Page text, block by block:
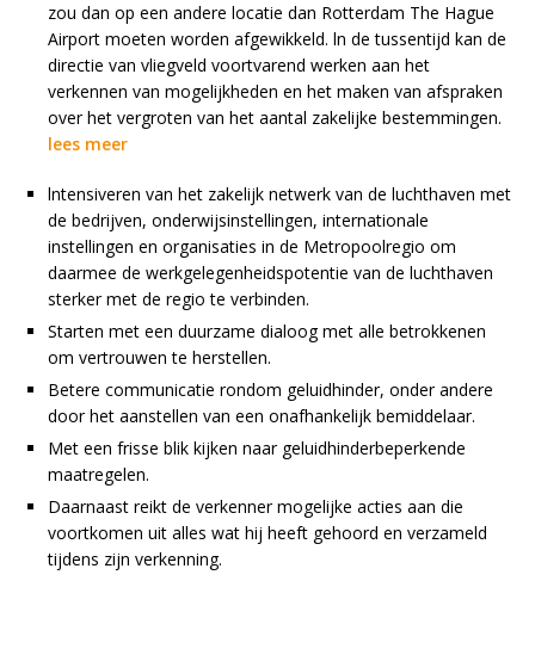
zou dan op een andere locatie dan Rotterdam The Hague
Airport moeten worden afgewikkeld. ln de tussentijd kan de
directie van vliegveld voortvarend werken aan het
verkennen van mogelijkheden en het maken van afspraken
over het vergroten van het aantal zakelijke bestemmingen.
lees meer
lntensiveren van het zakelijk netwerk van de luchthaven met
de bedrijven, onderwijsinstellingen, internationale
instellingen en organisaties in de Metropoolregio om
daarmee de werkgelegenheidspotentie van de luchthaven
sterker met de regio te verbinden.
Starten met een duurzame dialoog met alle betrokkenen
om vertrouwen te herstellen.
Betere communicatie rondom geluidhinder, onder andere
door het aanstellen van een onafhankelijk bemiddelaar.
Met een frisse blik kijken naar geluidhinderbeperkende
maatregelen.
Daarnaast reikt de verkenner mogelijke acties aan die
voortkomen uit alles wat hij heeft gehoord en verzameld
tijdens zijn verkenning.